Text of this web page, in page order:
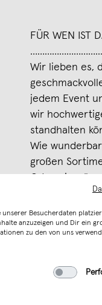
FÜR WEN IST
Wir lieben es,
jedem Event
wir
standhalten
Wie
großen
Oder wie
Muttertag?
Freundin zum
noch kein
brauchst
Merken
Besucherdaten
anzuzeigen und Dir ein
zu den von uns